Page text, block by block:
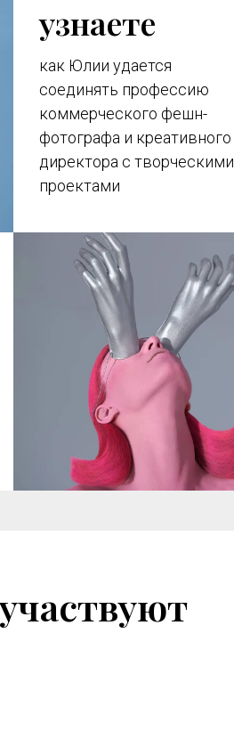
узнаете
как Юлии удается
соединять профессию
коммерческого фешн-
фотографа и креативного
директора с творческими
проектами